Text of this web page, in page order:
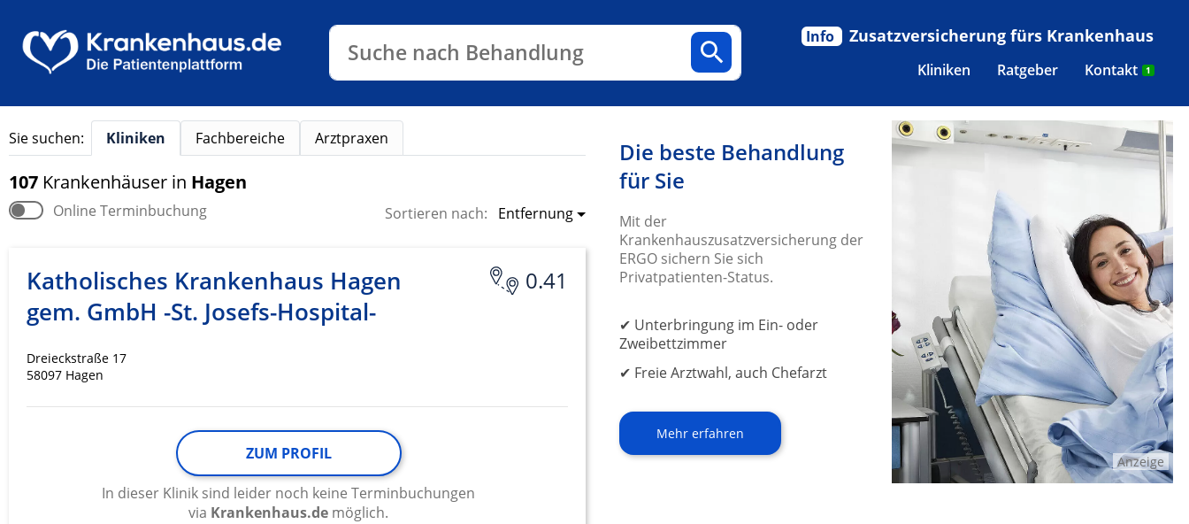
Suche nach Behandlung
Kliniken
Ratgeber Kontakt 1
Info Zusatzversicherung fürs Krankenhaus
Sie suchen: Kliniken Fachbereiche Arztpraxen
107 Krankenhäuser in Hagen
Online Terminbuchung Sortieren nach: Entfernung
0.41
Katholisches Krankenhaus Hagen
gem. GmbH -St. Josefs-Hospital-
Dreieckstraße 17
58097 Hagen
ZUM PROFIL
In dieser Klinik sind leider noch keine Terminbuchungen
via Krankenhaus.de möglich.
Die beste Behandlung
für Sie
Mit der
Krankenhauszusatzversicherung der
ERGO sichern Sie sich
Privatpatienten-Status.
✔ Unterbringung im Ein- oder
Zweibettzimmer
✔ Freie Arztwahl, auch Chefarzt
Mehr erfahren
Anzeige